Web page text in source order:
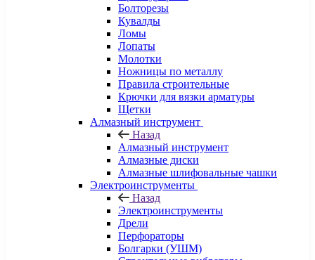
Болторезы
Кувалды
Ломы
Лопаты
Молотки
Ножницы по металлу
Правила строительные
Крючки для вязки арматуры
Щетки
Алмазный инструмент
Назад
Алмазный инструмент
Алмазные диски
Алмазные шлифовальные чашки
Электроинструменты
Назад
Электроинструменты
Дрели
Перфораторы
Болгарки (УШМ)